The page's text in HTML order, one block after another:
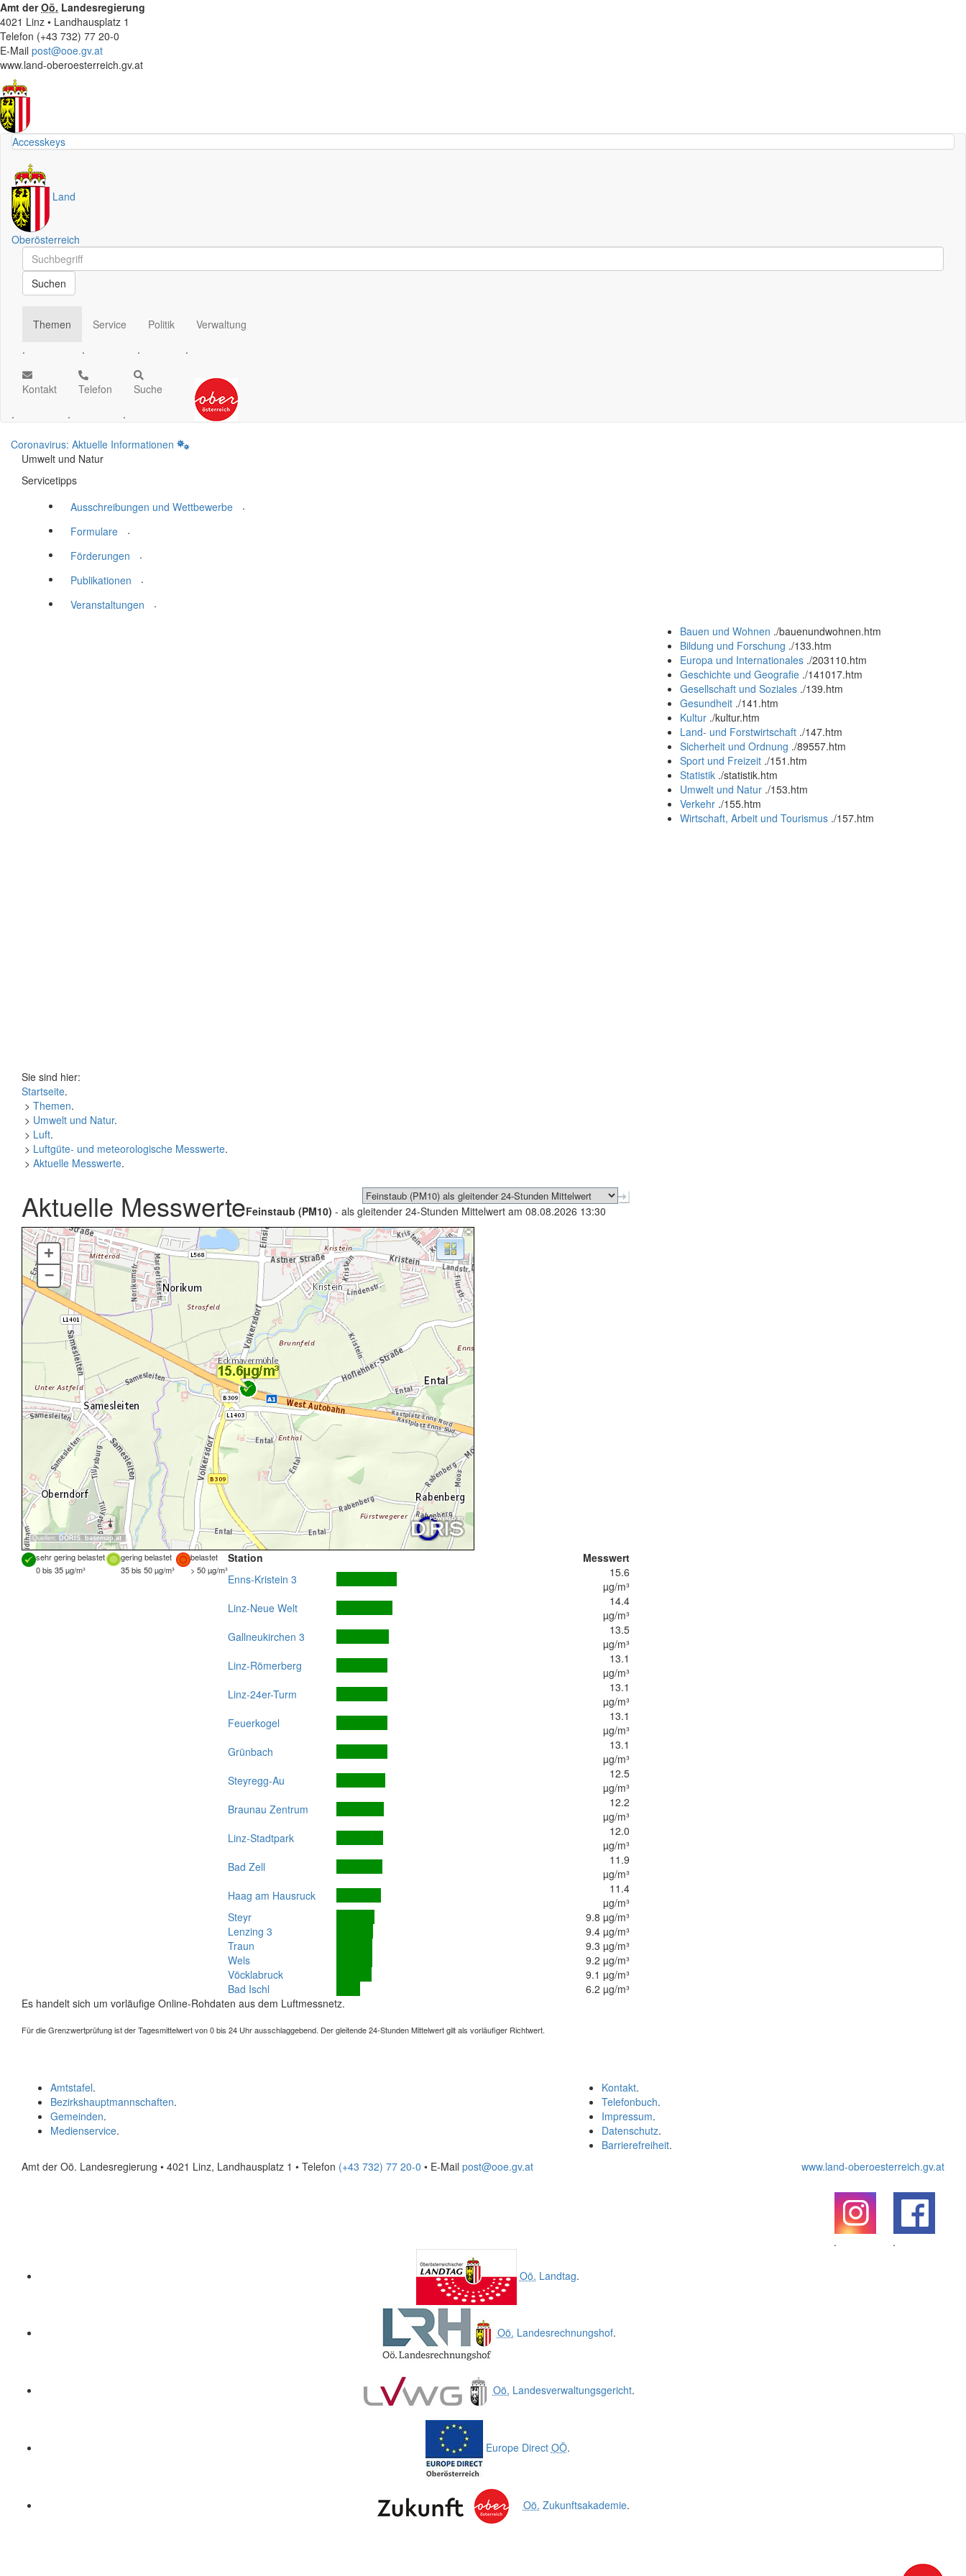
Amt derOö. Landesregierung
4021 Linz • Landhausplatz 1
Telefon (+43 732) 77 20-0
E-Mail post@ooe.gv.at
www.land-oberoesterreich.gv.at
Accesskeys
Land
Oberösterreich
Schnellsuche
Schnellsuche
Suchen
Themen
.
Service
.
Politik
.
Verwaltung
.
Kontakt
.
Telefon
.
Suche
.
Coronavirus: Aktuelle Informationen
Umwelt und Natur
Servicetipps
Ausschreibungen und Wettbewerbe
.
Formulare
.
Förderungen
.
Publikationen
.
Veranstaltungen
.
Bauen und Wohnen ./bauenundwohnen.htm
Bildung und Forschung ./133.htm
Europa und Internationales ./203110.htm
Geschichte und Geografie ./141017.htm
Gesellschaft und Soziales ./139.htm
Gesundheit ./141.htm
Kultur ./kultur.htm
Land- und Forstwirtschaft ./147.htm
Sicherheit und Ordnung ./89557.htm
Sport und Freizeit ./151.htm
Statistik ./statistik.htm
Umwelt und Natur ./153.htm
Verkehr ./155.htm
Wirtschaft, Arbeit und Tourismus ./157.htm
Sie sind hier:
Startseite.
> Themen.
> Umwelt und Natur.
> Luft.
> Luftgüte- und meteorologische Messwerte.
> Aktuelle Messwerte.
Aktuelle MesswerteFeinstaub (PM10) - als gleitender 24-Stunden Mittelwert am 08.08.2026 13:30
Quellen: DORIS, basemap.at
+
–
sehr gering belastet gering belastet
belastet
0 bis 35 µg/m³
35 bis 50 µg/m³ > 50 µg/m³
Station
Messwert
Enns-Kristein 3
15.6
µg/m³
Linz-Neue Welt
14.4
µg/m³
Gallneukirchen 3
13.5
µg/m³
Linz-Römerberg
13.1
µg/m³
Linz-24er-Turm
13.1
µg/m³
Feuerkogel
13.1
µg/m³
Grünbach
13.1
µg/m³
Steyregg-Au
12.5
µg/m³
Braunau Zentrum
12.2
µg/m³
Linz-Stadtpark
12.0
µg/m³
Bad Zell
11.9
µg/m³
Haag am Hausruck
11.4
µg/m³
Steyr
9.8 µg/m³
Lenzing 3
9.4 µg/m³
Traun
9.3 µg/m³
Wels
9.2 µg/m³
Vöcklabruck
9.1 µg/m³
Bad Ischl
6.2 µg/m³
Es handelt sich um vorläufige Online-Rohdaten aus dem Luftmessnetz.
Für die Grenzwertprüfung ist der Tagesmittelwert von 0 bis 24 Uhr ausschlaggebend. Der gleitende 24-Stunden Mittelwert gilt als vorläufiger Richtwert.
Kontakt.
Telefonbuch.
Impressum.
Datenschutz.
Barrierefreiheit.
Amtstafel.
Bezirkshauptmannschaften.
Gemeinden.
Medienservice.
Amt der Oö. Landesregierung • 4021 Linz, Landhausplatz 1 • Telefon (+43 732) 77 20-0 • E-Mail post@ooe.gv.at www.land-oberoesterreich.gv.at
.
.
Oö. Landtag.
Oö. Landesrechnungshof.
Oö. Landesverwaltungsgericht.
Europe Direct OÖ.
Oö. Zukunftsakademie.